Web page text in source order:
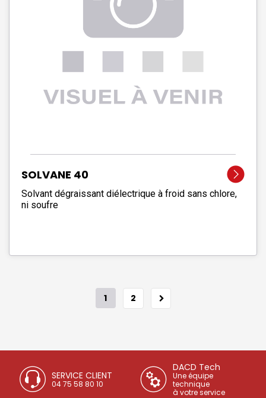
SOLVANE 40
Solvant dégraissant diélectrique à froid sans chlore,
ni soufre
1 2
SERVICE CLIENT
04 75 58 80 10
DACD Tech
Une équipe
technique
à votre service